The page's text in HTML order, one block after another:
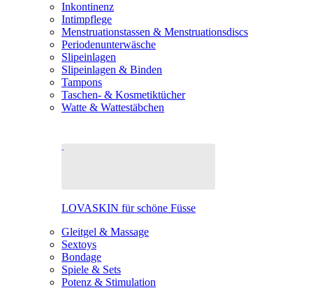
Inkontinenz
Intimpflege
Menstruationstassen & Menstruationsdiscs
Periodenunterwäsche
Slipeinlagen
Slipeinlagen & Binden
Tampons
Taschen- & Kosmetiktücher
Watte & Wattestäbchen
LOVASKIN für schöne Füsse
Gleitgel & Massage
Sextoys
Bondage
Spiele & Sets
Potenz & Stimulation